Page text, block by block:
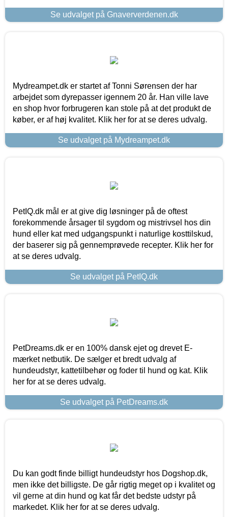
Se udvalget på Gnaververdenen.dk
Mydreampet.dk er startet af Tonni Sørensen der har
arbejdet som dyrepasser igennem 20 år. Han ville lave
en shop hvor forbrugeren kan stole på at det produkt de
køber, er af høj kvalitet. Klik her for at se deres udvalg.
Se udvalget på Mydreampet.dk
PetIQ.dk mål er at give dig løsninger på de oftest
forekommende årsager til sygdom og mistrivsel hos din
hund eller kat med udgangspunkt i naturlige kosttilskud,
der baserer sig på gennemprøvede recepter. Klik her for
at se deres udvalg.
Se udvalget på PetIQ.dk
PetDreams.dk er en 100% dansk ejet og drevet E-
mærket netbutik. De sælger et bredt udvalg af
hundeudstyr, kattetilbehør og foder til hund og kat. Klik
her for at se deres udvalg.
Se udvalget på PetDreams.dk
Du kan godt finde billigt hundeudstyr hos Dogshop.dk,
men ikke det billigste. De går rigtig meget op i kvalitet og
vil gerne at din hund og kat får det bedste udstyr på
markedet. Klik her for at se deres udvalg.